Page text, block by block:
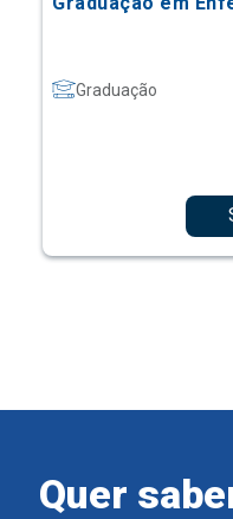
Graduação
Quer